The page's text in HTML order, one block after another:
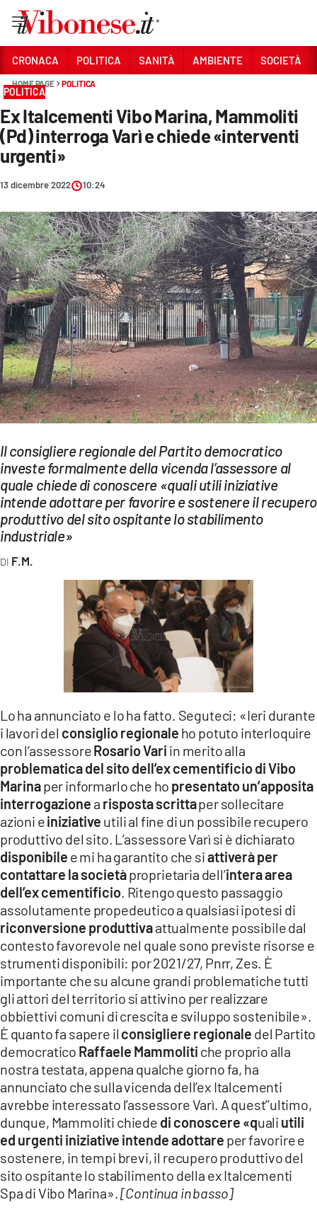
Sezioni
CRONACA
POLITICA
SOCIETÀ
CULTURA
ECONOMIA E LAVORO
EVENTI
SPORT
Streaming
LAC TV
LAC NETWORK
LAC ONAIR
LaC
Network
LACPLAY.IT
LACONAIR.IT
LACITYMAG.IT
ILREGGINO.IT
COSENZACHANNEL.IT
ILVIBONESE.IT
CATANZAROCHANNEL.IT
LACAPITALENEWS.IT
App
ANDROID
APPLE
CRONACA POLITICA SANITÀ AMBIENTE SOCIETÀ
HOME PAGE POLITICA
POLITICA
Ex Italcementi Vibo Marina, Mammoliti
(Pd) interroga Varì e chiede «interventi
urgenti»
13 dicembre 2022 10:24
Il consigliere regionale del Partito democratico
investe formalmente della vicenda l’assessore al
quale chiede di conoscere «quali utili iniziative
intende adottare per favorire e sostenere il recupero
produttivo del sito ospitante lo stabilimento
industriale»
F.M.
Lo ha annunciato e lo ha fatto. Seguteci: «Ieri durante
i lavori del consiglio regionale ho potuto interloquire
con l’assessoreRosario Vari in merito alla
problematica del sito dell’ex cementificio di Vibo
Marinaper informarlo che ho presentato un’apposita
interrogazione a risposta scrittaper sollecitare
azioni einiziative utili al fine di un possibile recupero
produttivo del sito. L’assessore Varì si è dichiarato
disponibile e mi ha garantito che siattiverà per
contattare la societàproprietaria dell’intera area
dell’ex cementificio . Ritengo questo passaggio
assolutamente propedeutico a qualsiasi ipotesi di
riconversione produttivaattualmente possibile dal
contesto favorevole nel quale sono previste risorse e
strumenti disponibili: por 2021/27, Pnrr, Zes. È
importante che su alcune grandi problematiche tutti
gli attori del territorio si attivino per realizzare
obbiettivi comuni di crescita e sviluppo sostenibile».
È quanto fa sapere il consigliere regionale del Partito
democratico Raffaele Mammoliti che proprio alla
nostra testata, appena qualche giorno fa, ha
annunciato che sulla vicenda dell’ex Italcementi
avrebbe interessato l’assessore Varì. A quest’’ultimo,
dunque, Mammoliti chiede di conoscere «quali utili
ed urgenti iniziative intende adottare per favorire e
sostenere, in tempi brevi, il recupero produttivo del
sito ospitante lo stabilimento della ex Italcementi
Spa di Vibo Marina». [Continua in basso]